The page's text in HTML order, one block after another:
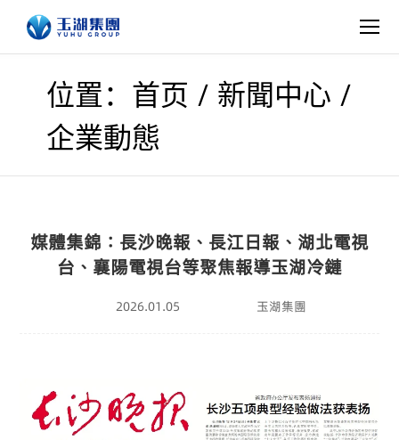
位置：首页 / 新聞中心 /
企業動態
媒體集錦：長沙晚報、長江日報、湖北電視
台、襄陽電視台等聚焦報導玉湖冷鏈
2026.01.05 玉湖集團